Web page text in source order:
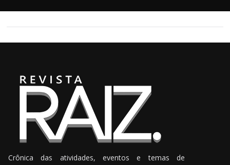
Crônica das atividades, eventos e temas de